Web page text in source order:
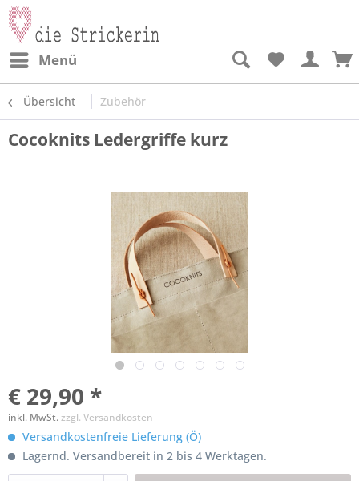
Menü
Übersicht Zubehör
Cocoknits Ledergriffe kurz
€ 29,90 *
inkl. MwSt.zzgl. Versandkosten
Versandkostenfreie Lieferung (Ö)
Lagernd. Versandbereit in 2 bis 4 Werktagen.